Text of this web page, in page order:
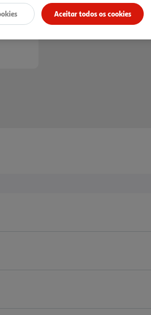
Aceitar todos os cookies